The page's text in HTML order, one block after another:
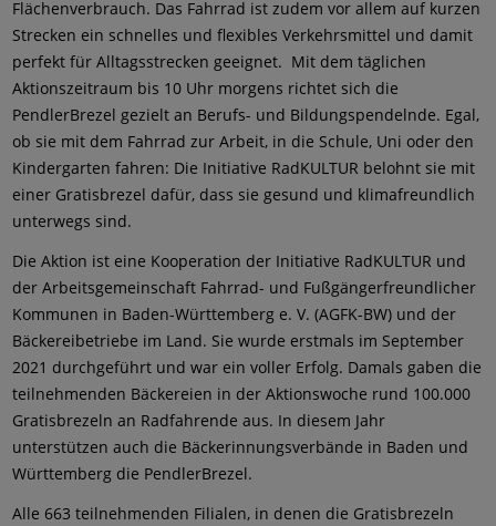
Flächenverbrauch. Das Fahrrad ist zudem vor allem auf kurzen
Strecken ein schnelles und flexibles Verkehrsmittel und damit
perfekt für Alltagsstrecken geeignet. Mit dem täglichen
Aktionszeitraum bis 10 Uhr morgens richtet sich die
PendlerBrezel gezielt an Berufs- und Bildungspendelnde. Egal,
ob sie mit dem Fahrrad zur Arbeit, in die Schule, Uni oder den
Kindergarten fahren: Die Initiative RadKULTUR belohnt sie mit
einer Gratisbrezel dafür, dass sie gesund und klimafreundlich
unterwegs sind.
Die Aktion ist eine Kooperation der Initiative RadKULTUR und
der Arbeitsgemeinschaft Fahrrad- und Fußgängerfreundlicher
Kommunen in Baden-Württemberg e. V. (AGFK-BW) und der
Bäckereibetriebe im Land. Sie wurde erstmals im September
2021 durchgeführt und war ein voller Erfolg. Damals gaben die
teilnehmenden Bäckereien in der Aktionswoche rund 100.000
Gratisbrezeln an Radfahrende aus. In diesem Jahr
unterstützen auch die Bäckerinnungsverbände in Baden und
Württemberg die PendlerBrezel.
Alle 663 teilnehmenden Filialen, in denen die Gratisbrezeln